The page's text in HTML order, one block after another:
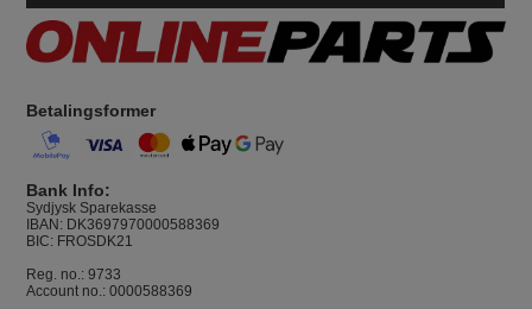
Betalingsformer
Bank Info:
Sydjysk Sparekasse
IBAN: DK3697970000588369
BIC: FROSDK21
Reg. no.: 9733
Account no.: 0000588369